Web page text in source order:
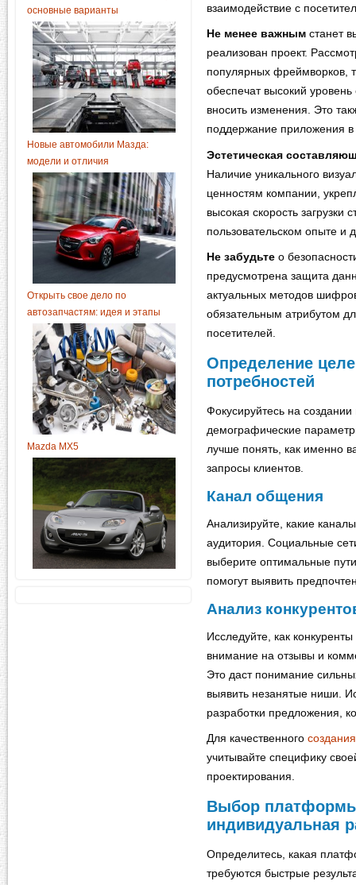
основные варианты
Новые автомобили Мазда:
модели и отличия
Открыть свое дело по
автозапчастям: идея и этапы
Mazda MX5
взаимодействие с
Не менее важным станет
реализован проект.
популярных фреймворков,
обеспечат высокий
вносить изменения. Это
поддержание приложения
Эстетическая
Наличие уникального
ценностям компании,
высокая скорость загрузки
пользовательском опыте и
Не забудьте о
предусмотрена защита
актуальных методов
обязательным атрибутом
посетителей.
Определение
потребностей
Фокусируйтесь на
демографические
лучше понять, как именно
запросы клиентов.
Канал общения
Анализируйте, какие
аудитория. Социальные
выберите оптимальные
помогут выявить
Анализ
Исследуйте, как
внимание на отзывы и
Это даст понимание
выявить незанятые ниши.
разработки предложения,
Для качественного
учитывайте специфику
проектирования.
Выбор
индивидуальная
Определитесь, какая
требуются быстрые